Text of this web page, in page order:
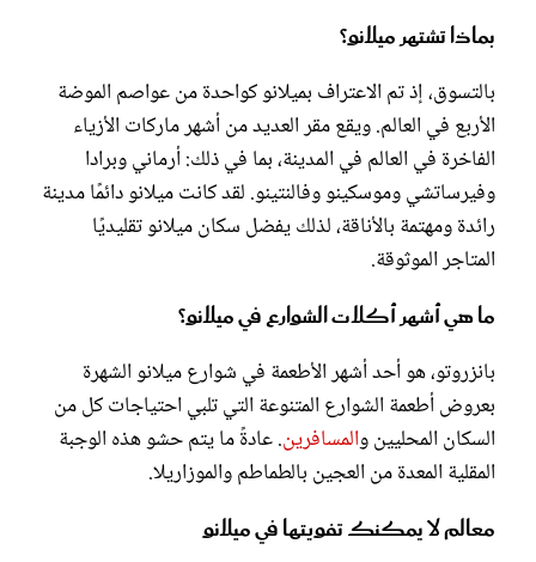
بماذا تشتهر ميلانو؟
بالتسوق، إذ تم الاعتراف بميلانو كواحدة من عواصم الموضة
الأربع في العالم. ويقع مقر العديد من أشهر ماركات الأزياء
الفاخرة في العالم في المدينة، بما في ذلك: أرماني وبرادا
وفيرساتشي وموسكينو وفالنتينو. لقد كانت ميلانو دائمًا مدينة
رائدة ومهتمة بالأناقة، لذلك يفضل سكان ميلانو تقليديًا
المتاجر الموثوقة.
ما هي أشهر أكلات الشوارع في ميلانو؟
بانزروتو، هو أحد أشهر الأطعمة في شوارع ميلانو الشهرة
بعروض أطعمة الشوارع المتنوعة التي تلبي احتياجات كل من
السكان المحليين والمسافرين. عادةً ما يتم حشو هذه الوجبة
المقلية المعدة من العجين بالطماطم والموزاريلا.
معالم لا يمكنك تفويتها في ميلانو